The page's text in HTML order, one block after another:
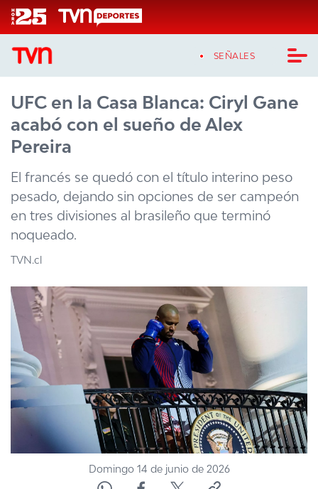
Click acá para ir directamente al contenido
SEÑALES
CASTING MASTERCHEF CHILE
CASTING TVN VERTICAL
TVN VERTICAL
TVN PLAY
PROGRAMAS
NTV
ACTUALIDAD Y TENDENCIAS
CORPORATIVO Y TRANSPARENCIA
CANAL DE DENUNCIAS
ÁREA DE PROYECTOS
UFC en la Casa Blanca: Ciryl Gane
acabó con el sueño de Alex
Pereira
El francés se quedó con el título interino peso
pesado, dejando sin opciones de ser campeón
en tres divisiones al brasileño que terminó
noqueado.
TVN.cl
Domingo 14 de junio de 2026